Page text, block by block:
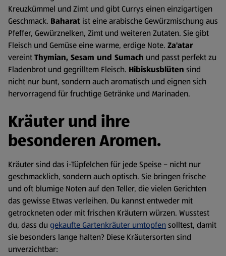
Kreuzkümmel und Zimt und gibt Currys einen einzigartigen
Geschmack. Baharat ist eine arabische Gewürzmischung aus
Pfeffer, Gewürznelken, Zimt und weiteren Zutaten. Sie gibt
Fleisch und Gemüse eine warme, erdige Note. Za'atar
vereintThymian, Sesam und Sumach und passt perfekt zu
Fladenbrot und gegrilltem Fleisch. Hibiskusblüten sind
nicht nur bunt, sondern auch aromatisch und eignen sich
hervorragend für fruchtige Getränke und Marinaden.
Kräuter und ihre
besonderen Aromen.
Kräuter sind das i-Tüpfelchen für jede Speise – nicht nur
geschmacklich, sondern auch optisch. Sie bringen frische
und oft blumige Noten auf den Teller, die vielen Gerichten
das gewisse Etwas verleihen. Du kannst entweder mit
getrockneten oder mit frischen Kräutern würzen. Wusstest
du, dass du gekaufte Gartenkräuter umtopfen solltest, damit
sie besonders lange halten? Diese Kräutersorten sind
unverzichtbar: